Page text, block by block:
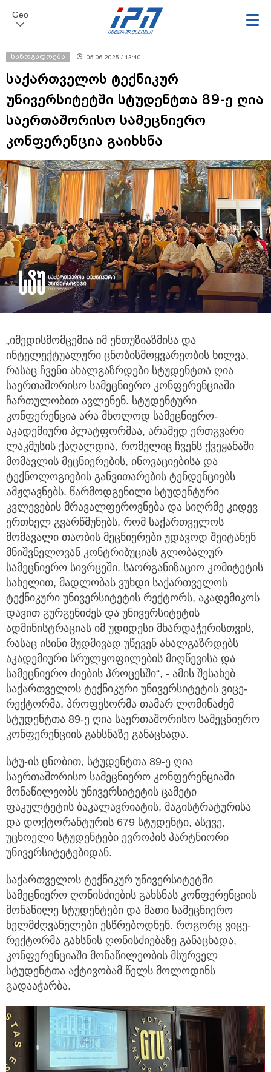
Geo
საზოგადოება 05.06.2025 / 13:40
საქართველოს ტექნიკურ
უნივერსიტეტში სტუდენტთა 89-ე ღია
საერთაშორისო სამეცნიერო
კონფერენცია გაიხსნა
„იმედისმომცემია იმ ენთუზიაზმისა და
ინტელექტუალური ცნობისმოყვარეობის ხილვა,
რასაც ჩვენი ახალგაზრდები სტუდენტთა ღია
საერთაშორისო სამეცნიერო კონფერენციაში
ჩართულობით ავლენენ. სტუდენტური
კონფერენცია არა მხოლოდ სამეცნიერო-
აკადემიური პლატფორმაა, არამედ ერთგვარი
ლაკმუსის ქაღალდია, რომელიც ჩვენს ქვეყანაში
მომავლის მეცნიერების, ინოვაციებისა და
ტექნოლოგიების განვითარების ტენდენციებს
ამჟღავნებს. წარმოდგენილი სტუდენტური
კვლევების მრავალფეროვნება და სიღრმე კიდევ
ერთხელ გვარწმუნებს, რომ საქართველოს
მომავალი თაობის მეცნიერები უდავოდ შეიტანენ
მნიშვნელოვან კონტრიბუციას გლობალურ
სამეცნიერო სივრცეში. საორგანიზაციო კომიტეტის
სახელით, მადლობას ვუხდი საქართველოს
ტექნიკური უნივერსიტეტის რექტორს, აკადემიკოს
დავით გურგენიძეს და უნივერსიტეტის
ადმინისტრაციას იმ უდიდესი მხარდაჭერისთვის,
რასაც ისინი მუდმივად უწევენ ახალგაზრდებს
აკადემიური სრულყოფილების მიღწევისა და
სამეცნიერო ძიების პროცესში“, - ამის შესახებ
საქართველოს ტექნიკური უნივერსიტეტის ვიცე-
რექტორმა, პროფესორმა თამარ ლომინაძემ
სტუდენტთა 89-ე ღია საერთაშორისო სამეცნიერო
კონფერენციის გახსნაზე განაცხადა.
სტუ-ის ცნობით, სტუდენტთა 89-ე ღია
საერთაშორისო სამეცნიერო კონფერენციაში
მონაწილეობს უნივერსიტეტის ცამეტი
ფაკულტეტის ბაკალავრიატის, მაგისტრატურისა
და დოქტორანტურის 679 სტუდენტი, ასევე,
უცხოელი სტუდენტები ევროპის პარტნიორი
უნივერსიტეტებიდან.
საქართველოს ტექნიკურ უნივერსიტეტში
სამეცნიერო ღონისძიების გახსნას კონფერენციის
მონაწილე სტუდენტები და მათი სამეცნიერო
ხელმძღვანელები ესწრებოდნენ. როგორც ვიცე-
რექტორმა გახსნის ღონისძიებაზე განაცხადა,
კონფერენციაში მონაწილეობის მსურველ
სტუდენტთა აქტივობამ წელს მოლოდინს
გადააჭარბა.